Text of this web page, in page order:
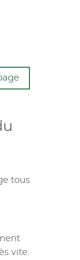
tous
vite.